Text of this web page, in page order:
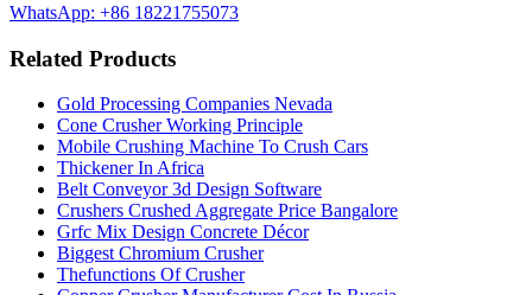
WhatsApp: +86 18221755073
Related Products
Gold Processing Companies Nevada
Cone Crusher Working Principle
Mobile Crushing Machine To Crush Cars
Thickener In Africa
Belt Conveyor 3d Design Software
Crushers Crushed Aggregate Price Bangalore
Grfc Mix Design Concrete Décor
Biggest Chromium Crusher
Thefunctions Of Crusher